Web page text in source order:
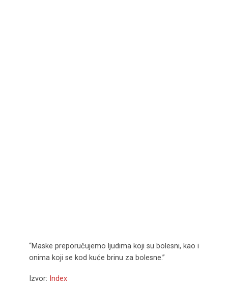
“Maske preporučujemo ljudima koji su bolesni, kao i
onima koji se kod kuće brinu za bolesne.”
Izvor: Index